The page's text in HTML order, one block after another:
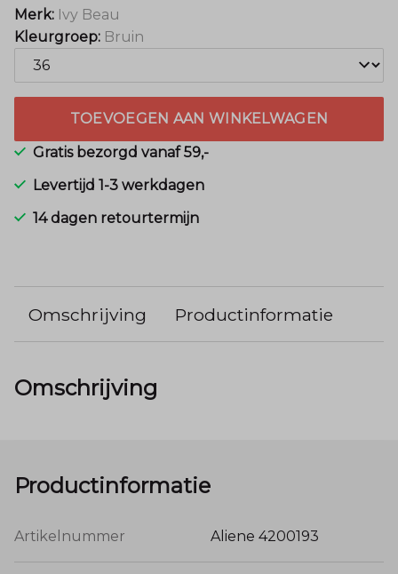
Merk: Ivy Beau
Kleurgroep: Bruin
TOEVOEGEN AAN WINKELWAGEN
Gratis bezorgd vanaf 59,-
Levertijd 1-3 werkdagen
14 dagen retourtermijn
Omschrijving Productinformatie
Omschrijving
Productinformatie
Artikelnummer Aliene 4200193